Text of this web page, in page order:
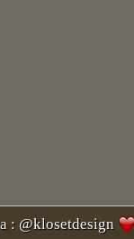
: @klosetdesign